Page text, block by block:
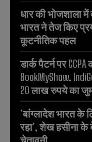
धार की भोजशाला में
भारत ने तेज किए
कूटनीतिक पहल
डार्क पैटर्न पर
BookMyShow,
20 लाख रुपये का
‘बांग्लादेश भारत के
रहा’, शेख हसीना के